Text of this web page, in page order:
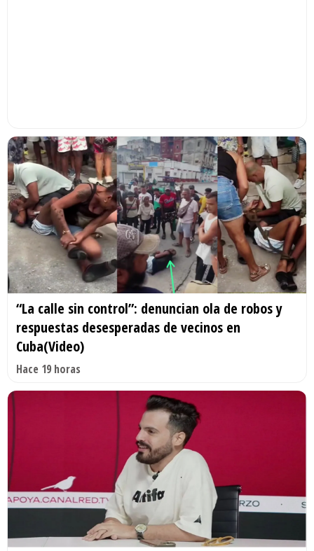
“La calle sin control”: denuncian ola de robos y
respuestas desesperadas de vecinos en
Cuba(Video)
Hace 19 horas